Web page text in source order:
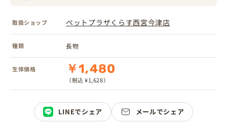
取扱ショップ ペットプラザくらす西宮今津店
種類 長物
生体価格 ￥1,480
（税込 ¥1,628）
LINEでシェア メールでシェア